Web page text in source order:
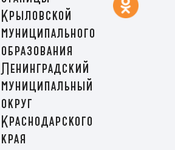
Крыловской
муниципального
образования
Ленинградский
муниципальный
округ
Краснодарского
края